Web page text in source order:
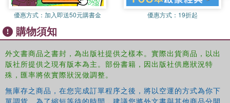
the intentional use of art in pedagogy and propaganda, situates the
Czech heretics in the fifteenth century. An examination of leading
personalities, together with the eventual and more formal church
administration, rounds out the study of this remarkable era.
優惠方式： 加入即送50元購書金 優惠方式： 19折起
購物須知
外文書商品之書封，為出版社提供之樣本。實際出貨商品，以出
版社所提供之現有版本為主。部份書籍，因出版社供應狀況特
殊，匯率將依實際狀況做調整。
無庫存之商品，在您完成訂單程序之後，將以空運的方式為你下
單調貨。為了縮短等待的時間，建議您將外文書與其他商品分開